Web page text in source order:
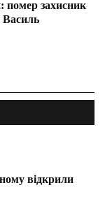
помер захисник
Василь
відкрили